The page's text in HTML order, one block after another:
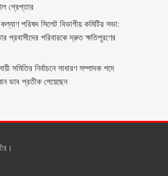
গ্রেপ্তার
কল্যাণ পরিষদ সিলেট বিভাগীয় কমিটির সভা:
প্রবাসীদের পরিবারকে দ্রুত ক্ষতিপূরণের
সমিতির নির্বাচনে সাধারণ সম্পাদক পদে
ডাব প্রতীক পেয়েছেন